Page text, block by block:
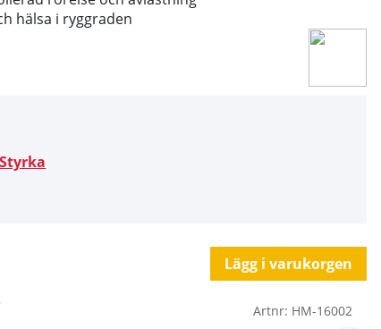
hälsa i ryggraden
Styrka
Lägg i varukorgen
Artnr: HM-16002